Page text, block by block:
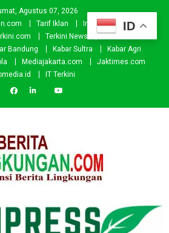
Agustus 07, 2026
Tarif Iklan Investor
Donasi
Terkini News
Kabar.id
Bandung Kabar Sultra
Kabar Agri
Mediajakarta.com
Jaktimes.com
IT Terkini
ID